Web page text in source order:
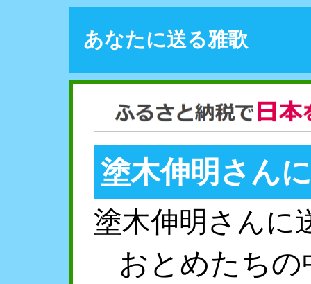
あなたに送る雅歌
塗木伸明さん
塗木伸明さんに
おとめたち